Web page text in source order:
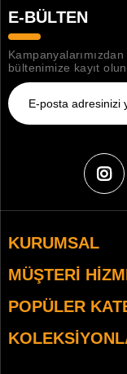
E-BÜLTEN
bültenimize kayıt
KURUMSAL
MÜŞTERI
POPÜLER